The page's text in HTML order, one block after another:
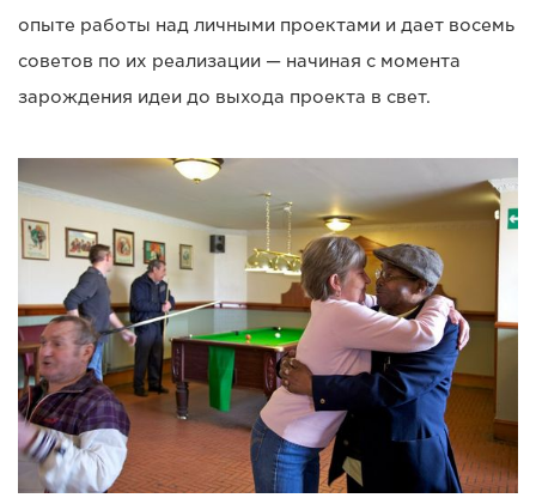
опыте работы над личными проектами и дает восемь
советов по их реализации — начиная с момента
зарождения идеи до выхода проекта в свет.